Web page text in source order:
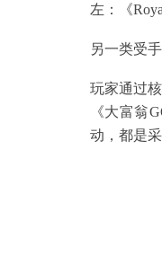
左：《
另一类受
玩家通过
《大富翁
动，都是